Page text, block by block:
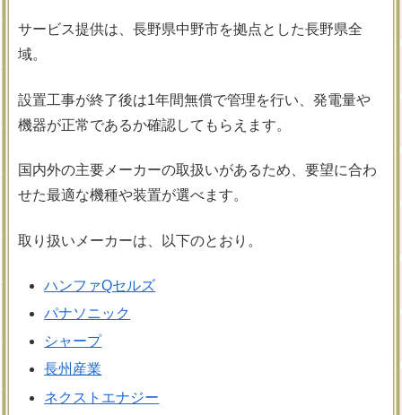
サービス提供は、長野県中野市を拠点とした長野県全
域。
設置工事が終了後は1年間無償で管理を行い、発電量や
機器が正常であるか確認してもらえます。
国内外の主要メーカーの取扱いがあるため、要望に合わ
せた最適な機種や装置が選べます。
取り扱いメーカーは、以下のとおり。
ハンファQセルズ
パナソニック
シャープ
長州産業
ネクストエナジー